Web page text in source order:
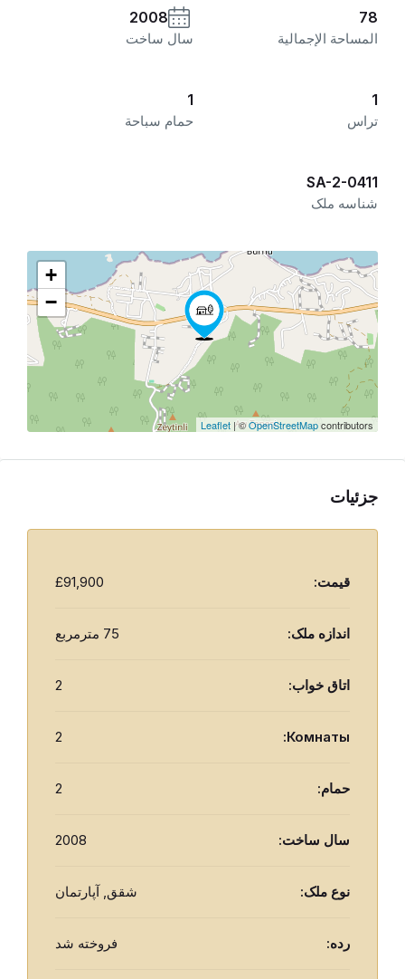
78
المساحة الإجمالية
2008
سال ساخت
1
تراس
1
حمام سباحة
SA-2-0411
شناسه ملک
+
−
Leaflet | ©OpenStreetMapcontributors
جزئیات
قيمت: £91,900
اندازه ملک: 75 مترمربع
اتاق خواب: 2
Комнаты:
2
حمام: 2
سال ساخت: 2008
نوع ملک: شقق, آپارتمان
رده: فروخته شد